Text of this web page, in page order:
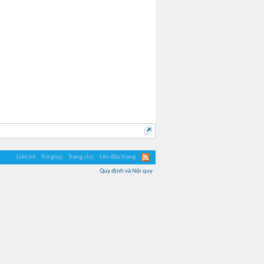
Liên hệ Trợ giúp Trang chủ Lên đầu trang
Quy định và Nội quy